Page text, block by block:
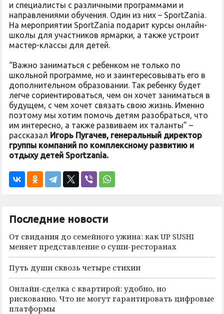
и специалисты с различными программами и
направлениями обучения. Один из них – SportZania.
На мероприятии SportZania подарит курсы онлайн-
школы для участников ярмарки, а также устроит
мастер-классы для детей.
“Важно заниматься с ребенком не только по
школьной программе, но и заинтересовывать его в
дополнительном образовании. Так ребенку будет
легче сориентироваться, чем он хочет заниматься в
будущем, с чем хочет связать свою жизнь. Именно
поэтому мы хотим помочь детям разобраться, что
им интересно, а также развиваем их таланты” –
рассказал Игорь Пугачев, генеральный директор
группы компаний по комплексному развитию и
отдыху детей Sportzania.
Последние новости
От свидания до семейного ужина: как UP SUSHI
меняет представление о суши-ресторанах
Путь души сквозь четыре стихии
Онлайн-сделка с квартирой: удобно, но
рискованно. Что не могут гарантировать цифровые
платформы